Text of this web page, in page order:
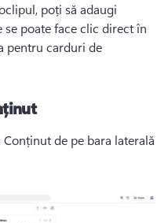
poți să adaugi
se poate face clic direct în
pentru carduri de
de pe bara laterală